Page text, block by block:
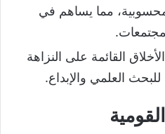
مما يساهم في
القائمة على النزاهة
للبحث العلمي والإبداع.